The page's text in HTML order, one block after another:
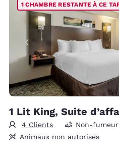
1 CHAMBRE RESTANTE À CE
1 Lit King, Suite
4 Clients
Non-fumeur
Animaux non autorisés